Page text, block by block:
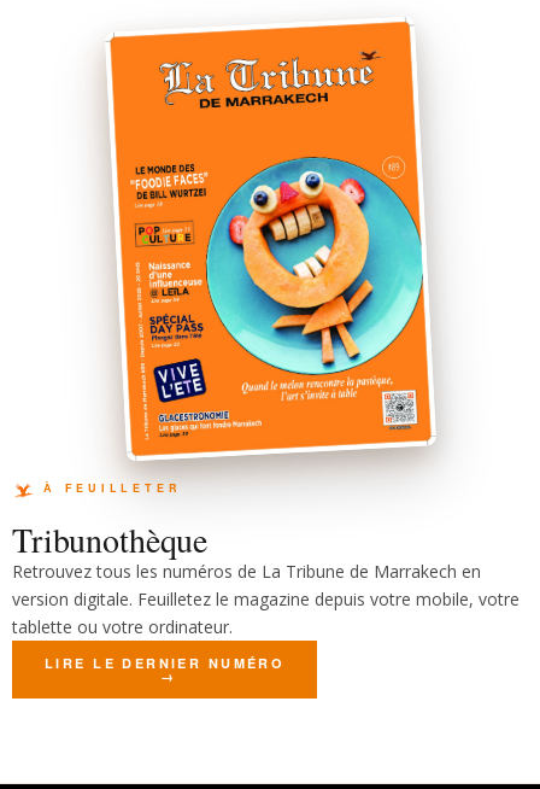
Tribunothèque
Retrouvez tous les numéros de La Tribune de Marrakech en
version digitale. Feuilletez le magazine depuis votre mobile, votre
tablette ou votre ordinateur.
LIRE LE DERNIER NUMÉRO